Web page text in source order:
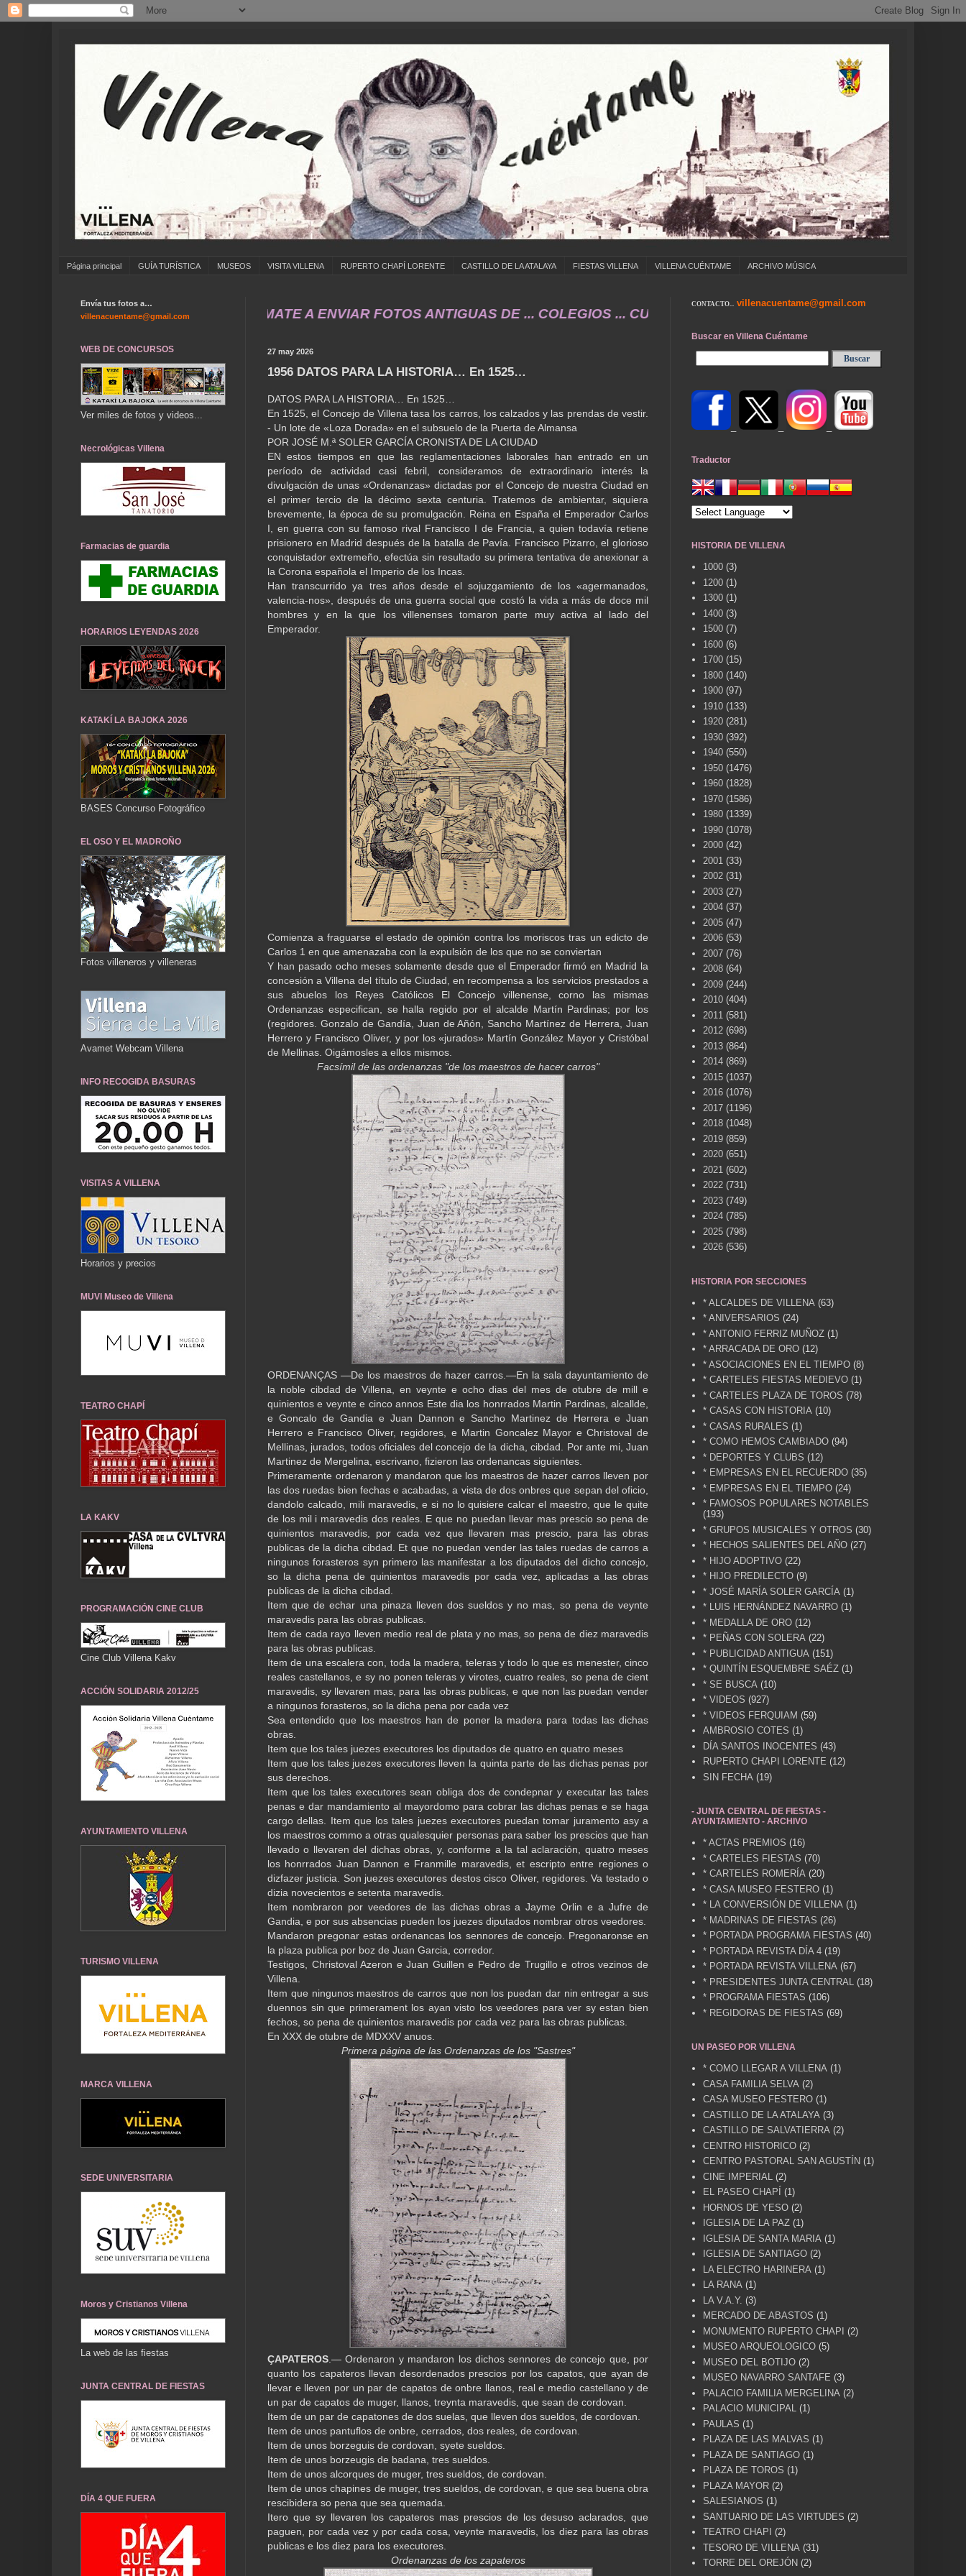
Página principal GUÍA TURÍSTICA MUSEOS VISITA VILLENA RUPERTO CHAPÍ LORENTE CASTILLO DE LA ATALAYA FIESTAS VILLENA VILLENA CUÉNTAME ARCHIVO MÚSICA
... ANÍMATE A ENVIAR FOTOS ANTIGUAS DE ... COLEGIOS ... CUMPLEAÑOS ... CARNAVAL ... FERIA DE ATRACCIONES
27 may 2026
1956 DATOS PARA LA HISTORIA… En 1525…
DATOS PARA LA HISTORIA… En 1525…
En 1525, el Concejo de Villena tasa los carros, los calzados y las prendas de vestir.
- Un lote de «Loza Dorada» en el subsuelo de la Puerta de Almansa
POR JOSÉ M.ª SOLER GARCÍA CRONISTA DE LA CIUDAD
EN estos tiempos en que las reglamentaciones laborales han entrado en un
período de actividad casi febril, consideramos de extraordinario interés la
divulgación de unas «Ordenanzas» dictadas por el Concejo de nuestra Ciudad en
el primer tercio de la décimo sexta centuria. Tratemos de ambientar, siquiera
brevemente, la época de su promulgación. Reina en España el Emperador Carlos
I, en guerra con su famoso rival Francisco I de Francia, a quien todavía retiene
prisionero en Madrid después de la batalla de Pavía. Francisco Pizarro, el glorioso
conquistador extremeño, efectúa sin resultado su primera tentativa de anexionar a
la Corona española el Imperio de los Incas.
Han transcurrido ya tres años desde el sojuzgamiento de los «agermanados,
valencia-nos», después de una guerra social que costó la vida a más de doce mil
hombres y en la que los villenenses tomaron parte muy activa al lado del
Emperador.
Comienza a fraguarse el estado de opinión contra los moriscos tras un edicto de
Carlos 1 en que amenazaba con la expulsión de los que no se conviertan
Y han pasado ocho meses solamente desde que el Emperador firmó en Madrid la
concesión a Villena del título de Ciudad, en recompensa a los servicios prestados a
sus abuelos los Reyes Católicos El Concejo villenense, corno las mismas
Ordenanzas especifican, se halla regido por el alcalde Martín Pardinas; por los
(regidores. Gonzalo de Gandía, Juan de Añón, Sancho Martínez de Herrera, Juan
Herrero y Francisco Oliver, y por los «jurados» Martín González Mayor y Cristóbal
de Mellinas. Oigámosles a ellos mismos.
Facsímil de las ordenanzas "de los maestros de hacer carros"
ORDENANÇAS —De los maestros de hazer carros.—En la sala dayuntamiento de
la noble cibdad de Villena, en veynte e ocho dias del mes de otubre de mill e
quinientos e veynte e cinco annos Este dia los honrrados Martin Pardinas, alcallde,
e Goncalo de Gandia e Juan Dannon e Sancho Martinez de Herrera e Juan
Herrero e Francisco Oliver, regidores, e Martin Goncalez Mayor e Christoval de
Mellinas, jurados, todos oficiales del concejo de la dicha, cibdad. Por ante mi, Juan
Martinez de Mergelina, escrivano, fizieron las ordenancas siguientes.
Primeramente ordenaron y mandaron que los maestros de hazer carros lleven por
las dos ruedas bien fechas e acabadas, a vista de dos onbres que sepan del oficio,
dandolo calcado, mili maravedis, e si no lo quisiere calcar el maestro, que le quite
de los mil i maravedis dos reales. E que no puedan llevar mas prescio so pena de
quinientos maravedis, por cada vez que llevaren mas prescio, para las obras
publicas de la dicha cibdad. Et que no puedan vender las tales ruedas de carros a
ningunos forasteros syn primero las manifestar a los diputados del dicho concejo,
so la dicha pena de quinientos maravedis por cada vez, aplicadas a las obras
publicas de la dicha cibdad.
Item que de echar una pinaza lleven dos sueldos y no mas, so pena de veynte
maravedis para las obras publicas.
Item de cada rayo lleven medio real de plata y no mas, so pena de diez maravedis
para las obras publicas.
Item de una escalera con, toda la madera, teleras y todo lo que es menester, cinco
reales castellanos, e sy no ponen teleras y virotes, cuatro reales, so pena de cient
maravedis, sy llevaren mas, para las obras publicas, e que non las puedan vender
a ningunos forasteros, so la dicha pena por cada vez
Sea entendido que los maestros han de poner la madera para todas las dichas
obras.
Item que los tales juezes executores los diputados de quatro en quatro meses
Item que los tales juezes executores lleven la quinta parte de las dichas penas por
sus derechos.
Item que los tales executores sean obliga dos de condepnar y executar las tales
penas e dar mandamiento al mayordomo para cobrar las dichas penas e se haga
cargo dellas. Item que los tales juezes executores puedan tomar juramento asy a
los maestros commo a otras qualesquier personas para saber los prescios que han
llevado o llevaren del dichas obras, y, conforme a la tal aclaración, quatro meses
los honrrados Juan Dannon e Franmille maravedis, et escripto entre regiones o
dizfazer justicia. Son juezes executores destos cisco Oliver, regidores. Va testado o
dizia novecientos e setenta maravedis.
Item nombraron por veedores de las dichas obras a Jayme Orlin e a Jufre de
Gandia, e por sus absencias pueden los juezes diputados nombrar otros veedores.
Mandaron pregonar estas ordenancas los sennores de concejo. Pregonaronse en
la plaza publica por boz de Juan Garcia, corredor.
Testigos, Christoval Azeron e Juan Guillen e Pedro de Trugillo e otros vezinos de
Villena.
Item que ningunos maestros de carros que non los puedan dar nin entregar a sus
duennos sin que primerament los ayan visto los veedores para ver sy estan bien
fechos, so pena de quinientos maravedis por cada vez para las obras publicas.
En XXX de otubre de MDXXV anuos.
Primera página de las Ordenanzas de los "Sastres"
ÇAPATEROS.— Ordenaron y mandaron los dichos sennores de concejo que, por
quanto los capateros llevan desordenados prescios por los capatos, que ayan de
llevar e lleven por un par de capatos de onbre llanos, real e medio castellano y de
un par de capatos de muger, llanos, treynta maravedis, que sean de cordovan.
Item de un par de capatones de dos suelas, que lleven dos sueldos, de cordovan.
Item de unos pantuflos de onbre, cerrados, dos reales, de cordovan.
Item de unos borzeguis de cordovan, syete sueldos.
Item de unos borzeugis de badana, tres sueldos.
Item de unos alcorques de muger, tres sueldos, de cordovan.
Item de unos chapines de muger, tres sueldos, de cordovan, e que sea buena obra
rescibidera so pena que sea quemada.
Itero que sy llevaren los capateros mas prescios de los desuso aclarados, que
paguen, por cada vez y por cada cosa, veynte maravedis, los diez para las obras
publicas e los diez para los executores.
Ordenanzas de los zapateros
Envía tus fotos a…
villenacuentame@gmail.com
WEB DE CONCURSOS
Ver miles de fotos y videos...
Necrológicas Villena
Farmacias de guardia
HORARIOS LEYENDAS 2026
KATAKÍ LA BAJOKA 2026
BASES Concurso Fotográfico
EL OSO Y EL MADROÑO
Fotos villeneros y villeneras
Avamet Webcam Villena
INFO RECOGIDA BASURAS
VISITAS A VILLENA
Horarios y precios
MUVI Museo de Villena
TEATRO CHAPÍ
LA KAKV
PROGRAMACIÓN CINE CLUB
Cine Club Villena Kakv
ACCIÓN SOLIDARIA 2012/25
AYUNTAMIENTO VILLENA
TURISMO VILLENA
MARCA VILLENA
SEDE UNIVERSITARIA
Moros y Cristianos Villena
La web de las fiestas
JUNTA CENTRAL DE FIESTAS
DÍA 4 QUE FUERA
CONTACTO... villenacuentame@gmail.com
Buscar en Villena Cuéntame
Traductor
HISTORIA DE VILLENA
1000 (3)
1200 (1)
1300 (1)
1400 (3)
1500 (7)
1600 (6)
1700 (15)
1800 (140)
1900 (97)
1910 (133)
1920 (281)
1930 (392)
1940 (550)
1950 (1476)
1960 (1828)
1970 (1586)
1980 (1339)
1990 (1078)
2000 (42)
2001 (33)
2002 (31)
2003 (27)
2004 (37)
2005 (47)
2006 (53)
2007 (76)
2008 (64)
2009 (244)
2010 (404)
2011 (581)
2012 (698)
2013 (864)
2014 (869)
2015 (1037)
2016 (1076)
2017 (1196)
2018 (1048)
2019 (859)
2020 (651)
2021 (602)
2022 (731)
2023 (749)
2024 (785)
2025 (798)
2026 (536)
HISTORIA POR SECCIONES
* ALCALDES DE VILLENA (63)
* ANIVERSARIOS (24)
* ANTONIO FERRIZ MUÑOZ (1)
* ARRACADA DE ORO (12)
* ASOCIACIONES EN EL TIEMPO (8)
* CARTELES FIESTAS MEDIEVO (1)
* CARTELES PLAZA DE TOROS (78)
* CASAS CON HISTORIA (10)
* CASAS RURALES (1)
* COMO HEMOS CAMBIADO (94)
* DEPORTES Y CLUBS (12)
* EMPRESAS EN EL RECUERDO (35)
* EMPRESAS EN EL TIEMPO (24)
* FAMOSOS POPULARES NOTABLES
(193)
* GRUPOS MUSICALES Y OTROS (30)
* HECHOS SALIENTES DEL AÑO (27)
* HIJO ADOPTIVO (22)
* HIJO PREDILECTO (9)
* JOSÉ MARÍA SOLER GARCÍA (1)
* LUIS HERNÁNDEZ NAVARRO (1)
* MEDALLA DE ORO (12)
* PEÑAS CON SOLERA (22)
* PUBLICIDAD ANTIGUA (151)
* QUINTÍN ESQUEMBRE SAÉZ (1)
* SE BUSCA (10)
* VIDEOS (927)
* VIDEOS FERQUIAM (59)
AMBROSIO COTES (1)
DÍA SANTOS INOCENTES (43)
RUPERTO CHAPI LORENTE (12)
SIN FECHA (19)
- JUNTA CENTRAL DE FIESTAS -
AYUNTAMIENTO - ARCHIVO
* ACTAS PREMIOS (16)
* CARTELES FIESTAS (70)
* CARTELES ROMERÍA (20)
* CASA MUSEO FESTERO (1)
* LA CONVERSIÓN DE VILLENA (1)
* MADRINAS DE FIESTAS (26)
* PORTADA PROGRAMA FIESTAS (40)
* PORTADA REVISTA DÍA 4 (19)
* PORTADA REVISTA VILLENA (67)
* PRESIDENTES JUNTA CENTRAL
(18)
* PROGRAMA FIESTAS (106)
* REGIDORAS DE FIESTAS (69)
UN PASEO POR VILLENA
* COMO LLEGAR A VILLENA (1)
CASA FAMILIA SELVA (2)
CASA MUSEO FESTERO (1)
CASTILLO DE LA ATALAYA (3)
CASTILLO DE SALVATIERRA (2)
CENTRO HISTORICO (2)
CENTRO PASTORAL SAN AGUSTÍN (1)
CINE IMPERIAL
(2)
EL PASEO CHAPÍ
(1)
HORNOS DE YESO (2)
IGLESIA DE LA PAZ (1)
IGLESIA DE SANTA MARIA (1)
IGLESIA DE SANTIAGO (2)
LA ELECTRO HARINERA (1)
LA RANA (1)
LA V.A.Y. (3)
MERCADO DE ABASTOS (1)
MONUMENTO RUPERTO CHAPI
(2)
MUSEO ARQUEOLOGICO (5)
MUSEO DEL BOTIJO (2)
MUSEO NAVARRO SANTAFE (3)
PALACIO FAMILIA MERGELINA (2)
PALACIO MUNICIPAL (1)
PAULAS (1)
PLAZA DE LAS MALVAS (1)
PLAZA DE SANTIAGO (1)
PLAZA DE TOROS (1)
PLAZA MAYOR (2)
SALESIANOS (1)
SANTUARIO DE LAS VIRTUDES (2)
TEATRO CHAPI
(2)
TESORO DE VILLENA (31)
TORRE DEL OREJÓN (2)